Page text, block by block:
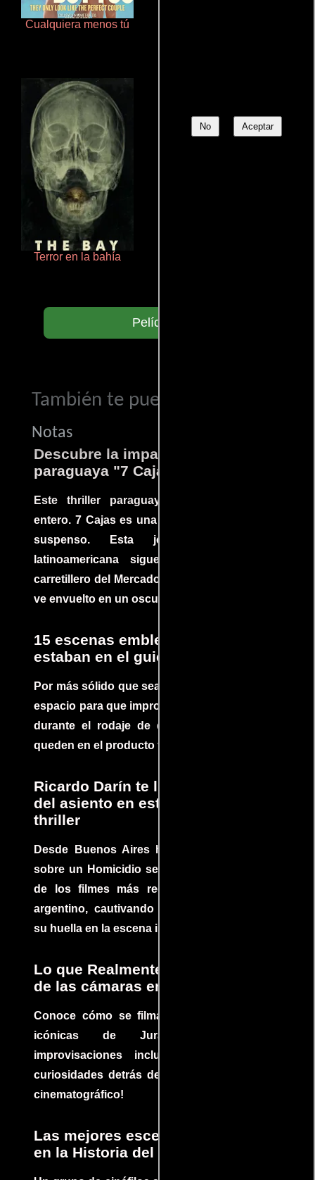
No Aceptar
Cualquiera menos tú
Terror en la bahía
Películas
También te puede interesar...
Notas
Descubre la impactante película
paraguaya "7 Cajas"
Este thriller paraguayo cautivó al mundo
entero. 7 Cajas es una explosión de acción y
suspenso. Esta joya cinematográfica
latinoamericana sigue la historia de un
carretillero del Mercado 4 de Asunción que se
ve envuelto en un oscuro mundo de crimen
15 escenas emblemáticas que no
estaban en el guion
Por más sólido que sea un guión siempre hay
espacio para que improvisaciones que se dan
durante el rodaje de determinadas escenas
queden en el producto final.
Ricardo Darín te llevará al borde
del asiento en este increíble
thriller
Desde Buenos Aires hasta el mundo, Tesis
sobre un Homicidio se ha convertido en uno
de los filmes más recomendados del cine
argentino, cautivando audiencias y dejando
su huella en la escena internacional.
Lo que Realmente Sucedió detrás
de las cámaras en Jurassic Park
Conoce cómo se filmaron algunas escenas
icónicas de Jurassic Park, con
improvisaciones incluidas. ¡Descubre las
curiosidades detrás del rodaje de un clásico
cinematográfico!
Las mejores escenas de acción
en la Historia del cine